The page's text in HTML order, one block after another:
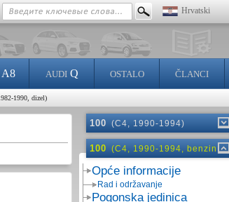
Hrvatski
A8 AUDIQ OSTALO ČLANCI
1990, dizel)
100 (C4, 1990-1994)
100 (C4, 1990-1994, benzin)
Opće informacije
Rad i održavanje
Pogonska jedinica